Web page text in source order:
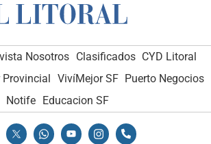
Nosotros Clasificados CYD Litoral
VivíMejor SF Puerto Negocios
Notife
Educacion SF